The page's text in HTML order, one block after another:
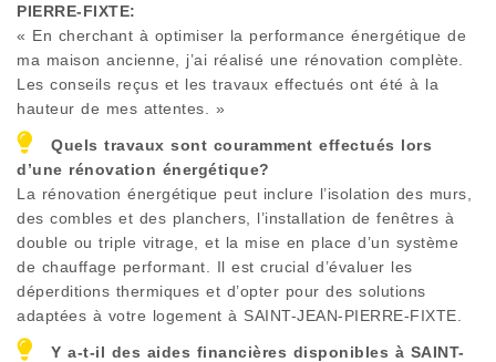
PIERRE-FIXTE:
« En cherchant à optimiser la performance énergétique de
ma maison ancienne, j’ai réalisé une rénovation complète.
Les conseils reçus et les travaux effectués ont été à la
hauteur de mes attentes. »
Quels travaux sont couramment effectués lors
d’une rénovation énergétique?
La rénovation énergétique peut inclure l’isolation des murs,
des combles et des planchers, l’installation de fenêtres à
double ou triple vitrage, et la mise en place d’un système
de chauffage performant. Il est crucial d’évaluer les
déperditions thermiques et d’opter pour des solutions
adaptées à votre logement à SAINT-JEAN-PIERRE-FIXTE
Y a-t-il des aides financières disponibles à SAINT-